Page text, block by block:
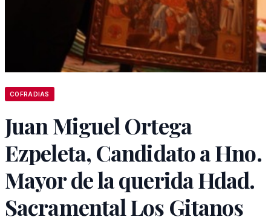
COFRADIAS
Juan Miguel Ortega
Ezpeleta, Candidato a Hno.
Mayor de la querida Hdad.
Sacramental Los Gitanos